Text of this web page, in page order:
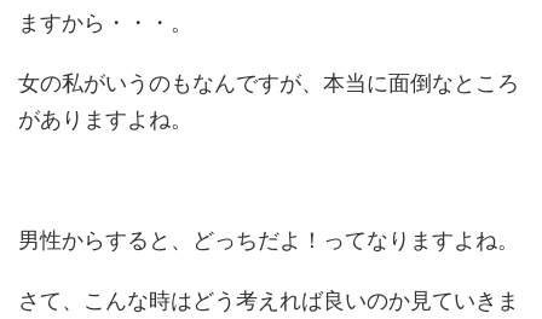
ますから・・・。
女の私がいうのもなんですが、本当に面倒なところ
がありますよね。
男性からすると、どっちだよ！ってなりますよね。
さて、こんな時はどう考えれば良いのか見ていきま